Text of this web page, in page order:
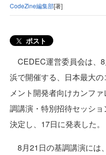
CodeZine編集部[著]
ポスト
CEDEC運営委員会は、
浜で開催する、日本最大
メント開発者向けカンフ
調講演・特別招待セッシ
決定し、17日に発表した。
8月21日の基調講演には